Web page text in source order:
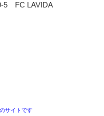
FC LAVIDA
サイトです